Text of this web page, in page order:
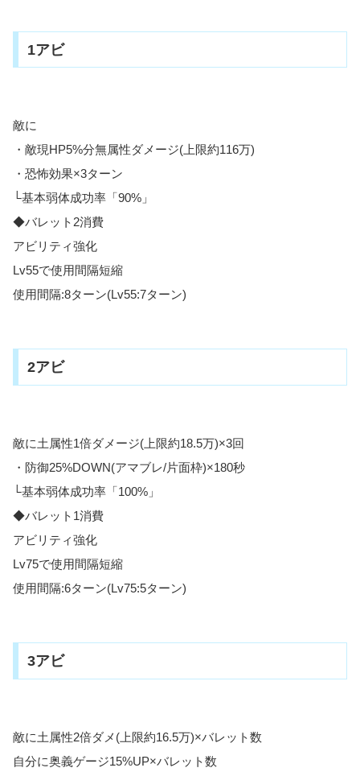
1アビ
敵に
・敵現HP5%分無属性ダメージ(上限約116万)
・恐怖効果×3ターン
└基本弱体成功率「90%」
◆バレット2消費
アビリティ強化
Lv55で使用間隔短縮
使用間隔:8ターン(Lv55:7ターン)
2アビ
敵に土属性1倍ダメージ(上限約18.5万)×3回
・防御25%DOWN(アマブレ/片面枠)×180秒
└基本弱体成功率「100%」
◆バレット1消費
アビリティ強化
Lv75で使用間隔短縮
使用間隔:6ターン(Lv75:5ターン)
3アビ
敵に土属性2倍ダメ(上限約16.5万)×バレット数
自分に奥義ゲージ15%UP×バレット数